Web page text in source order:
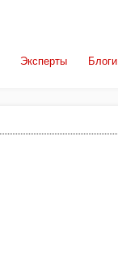
Эксперты Блоги